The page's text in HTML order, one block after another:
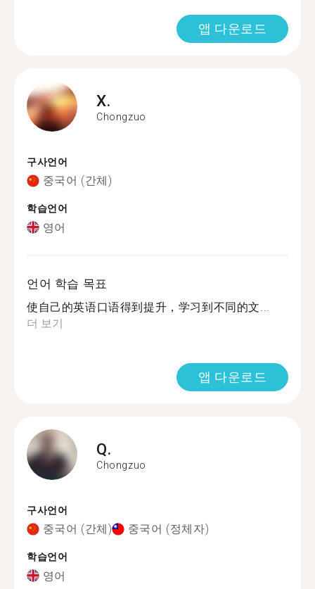
앱 다운로드
X.
Chongzuo
구사언어
중국어 (간체)
학습언어
영어
언어 학습 목표
使自己的英语口语得到提升，学习到不同的文...
더 보기
앱 다운로드
Q.
Chongzuo
구사언어
중국어 (간체) 중국어 (정체자)
학습언어
영어